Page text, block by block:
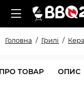
Головна Грилі
ТОВАР ОПИС